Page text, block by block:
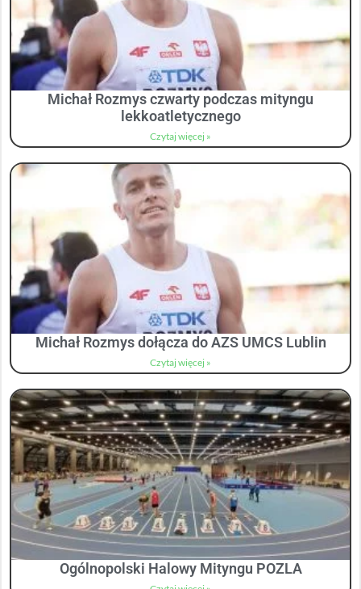
Michał Rozmys czwarty podczas mityngu
lekkoatletycznego
Czytaj więcej »
Michał Rozmys dołącza do AZS UMCS Lublin
Czytaj więcej »
Ogólnopolski Halowy Mityngu POZLA